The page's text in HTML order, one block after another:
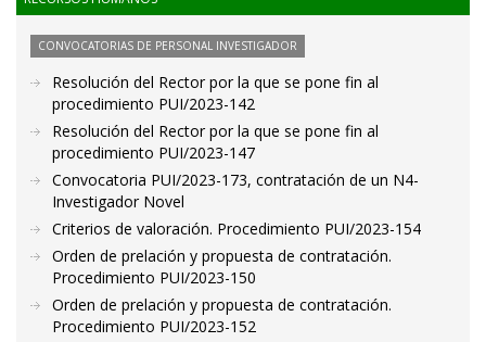
CONVOCATORIAS DE PERSONAL INVESTIGADOR
Resolución del Rector por la que se pone fin al
procedimiento PUI/2023-142
Resolución del Rector por la que se pone fin al
procedimiento PUI/2023-147
Convocatoria PUI/2023-173, contratación de un N4-
Investigador Novel
Criterios de valoración. Procedimiento PUI/2023-154
Orden de prelación y propuesta de contratación.
Procedimiento PUI/2023-150
Orden de prelación y propuesta de contratación.
Procedimiento PUI/2023-152